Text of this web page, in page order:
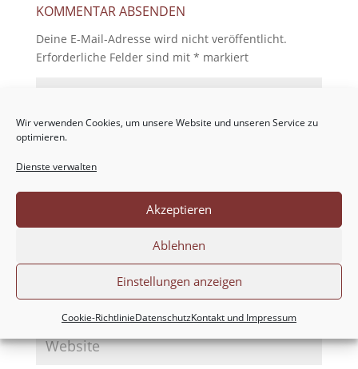
Wir verwenden Cookies, um unsere Website und unseren Service zu
optimieren.
Dienste verwalten
Akzeptieren
Ablehnen
Einstellungen anzeigen
Cookie-RichtlinieDatenschutzKontakt und Impressum
KOMMENTAR ABSENDEN
Deine E-Mail-Adresse wird nicht veröffentlicht.
Erforderliche Felder sind mit * markiert